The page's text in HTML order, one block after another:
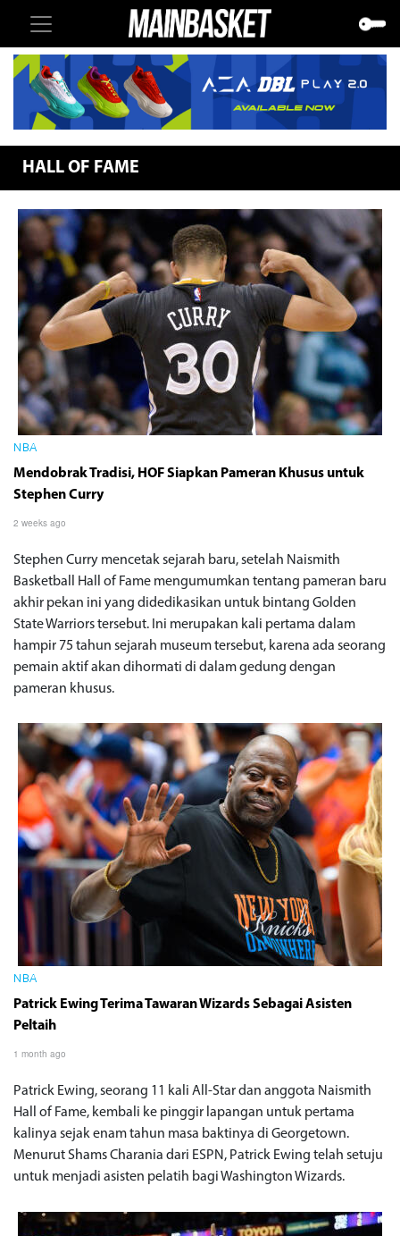
HALL OF FAME
NBA
Mendobrak Tradisi, HOF Siapkan Pameran Khusus untuk
Stephen Curry
2 weeks ago
Stephen Curry mencetak sejarah baru, setelah Naismith
Basketball Hall of Fame mengumumkan tentang pameran baru
akhir pekan ini yang didedikasikan untuk bintang Golden
State Warriors tersebut. Ini merupakan kali pertama dalam
hampir 75 tahun sejarah museum tersebut, karena ada seorang
pemain aktif akan dihormati di dalam gedung dengan
pameran khusus.
NBA
Patrick Ewing Terima Tawaran Wizards Sebagai Asisten
Peltaih
1 month ago
Patrick Ewing, seorang 11 kali All-Star dan anggota Naismith
Hall of Fame, kembali ke pinggir lapangan untuk pertama
kalinya sejak enam tahun masa baktinya di Georgetown.
Menurut Shams Charania dari ESPN, Patrick Ewing telah setuju
untuk menjadi asisten pelatih bagi Washington Wizards.